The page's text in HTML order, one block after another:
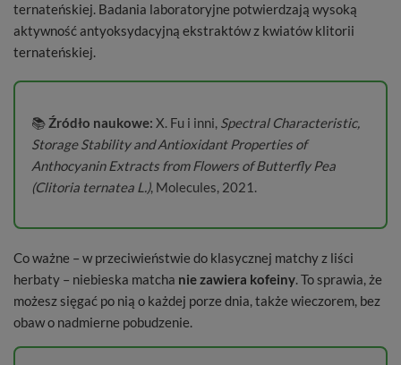
ternateńskiej. Badania laboratoryjne potwierdzają wysoką
aktywność antyoksydacyjną ekstraktów z kwiatów klitorii
ternateńskiej.
📚Źródło naukowe: X. Fu i inni, Spectral Characteristic,
Storage Stability and Antioxidant Properties of
Anthocyanin Extracts from Flowers of Butterfly Pea
(Clitoria ternatea L.), Molecules, 2021.
Co ważne – w przeciwieństwie do klasycznej matchy z liści
herbaty – niebieska matcha nie zawiera kofeiny. To sprawia, że
możesz sięgać po nią o każdej porze dnia, także wieczorem, bez
obaw o nadmierne pobudzenie.